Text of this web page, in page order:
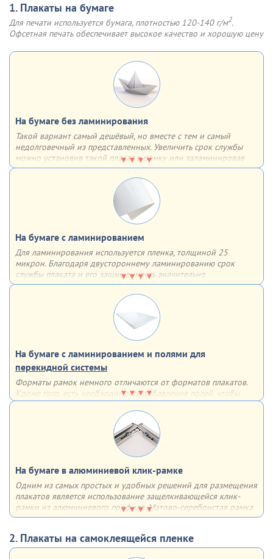
1. Плакаты на бумаге
Для печати используется бумага, плотностью 120-140 г/м2.
Офсетная печать обеспечивает высокое качество и хорошую цену
На бумаге без ламинирования
Такой вариант самый дешёвый, но вместе с тем и самый
недолговечный из представленных. Увеличить срок службы
можно установив такой плакат в рамку или заламинировав
поверхность. В таком случае он может прослужить гораздо
На бумаге с ламинированием
Для ламинирования используется пленка, толщиной 25
микрон. Благодаря двустороннему ламинированию срок
службы плаката и его защищенность значительно
увеличиваются – плакат влагоустойчив, защищен от
механических повреждений и не выцветает
На бумаге с ламинированием и полями для
перекидной системы
Форматы рамок немного отличаются от форматов плакатов.
Кроме того, есть необходимость добавления полей, чтобы
рамка не закрывала часть информации. По этим причинам мы
дорабатываем макет для использования в перекидных
На бумаге в алюминиевой клик-рамке
Одним из самых простых и удобных решений для размещения
плакатов является использование защелкивающейся клик-
рамки из алюминиевого профиля. Матово-серебристая рамка
из алюминия с анодированным покрытием имеет множество
устойчивая к солнечным лучам и воздействию влаги
2. Плакаты на самоклеящейся пленке